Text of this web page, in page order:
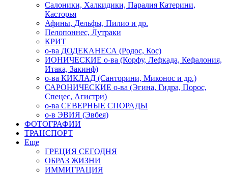
Салоники, Халкидики, Паралия Катерини,
Касторья
Афины, Дельфы, Пилио и др.
Пелопоннес, Лутраки
КРИТ
о-ва ДОДЕКАНЕСА (Родос, Кос)
ИОНИЧЕСКИЕ о-ва (Корфу, Лефкада, Кефалония,
Итака, Закинф)
о-ва КИКЛАД (Санторини, Миконос и др.)
САРОНИЧЕСКИЕ о-ва (Эгина, Гидра, Порос,
Спецес, Агистри)
о-ва СЕВЕРНЫЕ СПОРАДЫ
о-в ЭВИЯ (Эвбея)
ФОТОГРАФИИ
ТРАНСПОРТ
Еще
ГРЕЦИЯ СЕГОДНЯ
ОБРАЗ ЖИЗНИ
ИММИГРАЦИЯ